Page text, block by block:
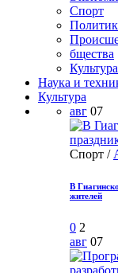
Спорт
бщества
Культура
Наука и
Культура
авг 07
Спорт /
В
жителей
0 2
авг 07